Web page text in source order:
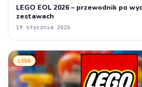
LEGO EOL 2026 – przewodnik po
zestawach
19 stycznia 2026
LEGO